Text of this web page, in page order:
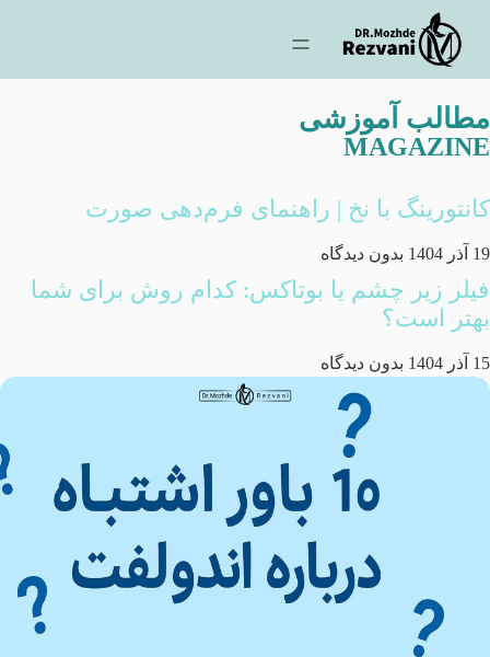
مطالب آموزشی
MAGAZINE
کانتورینگ با نخ | راهنمای فرم‌دهی صورت
19 آذر 1404 بدون دیدگاه
فیلر زیر چشم یا بوتاکس: کدام روش برای شما
بهتر است؟
15 آذر 1404 بدون دیدگاه